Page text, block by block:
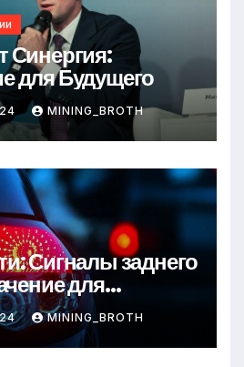
Синергия:
для Будущего
MINING_BROTH
Сигналы заднего
для
на дороге
MINING_BROTH